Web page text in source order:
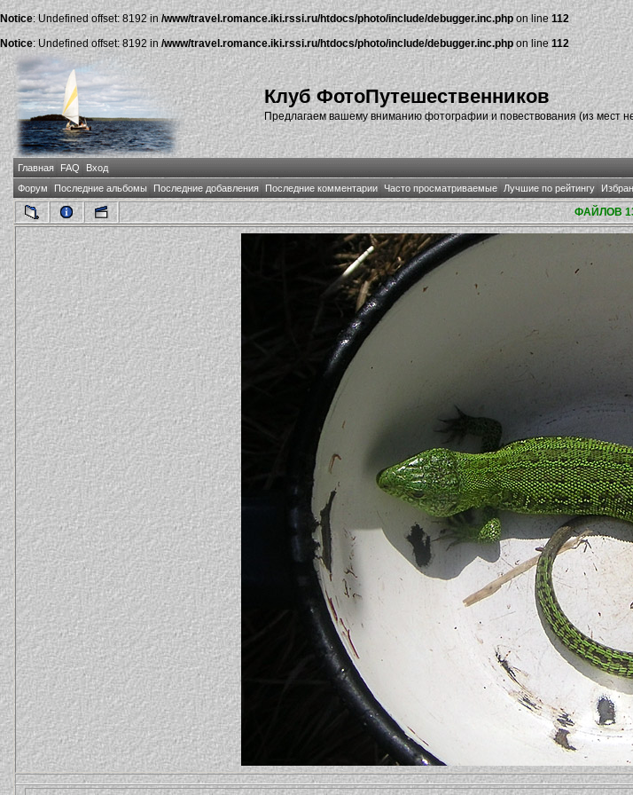
Notice: Undefined offset: 8192 in /www/travel.romance.iki.rssi.ru/htdocs/photo/include/debugger.inc.phpon line112
Notice: Undefined offset: 8192 in/www/travel.romance.iki.rssi.ru/htdocs/photo/include/debugger.inc.phpon line112
Клуб ФотоПутешественников
Предлагаем вашему вниманию фотографии и повествования (из мест
Главная FAQ
Вход
Форум
Последние альбомы Последние добавления Последние комментарии Часто просматриваемые Лучшие по рейтингу
ФАЙЛОВ